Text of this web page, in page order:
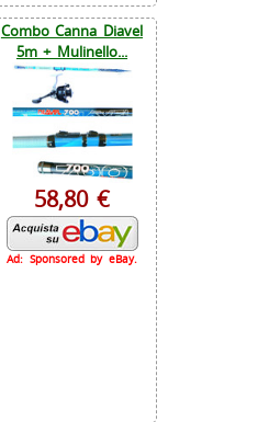
Combo Canna Diavel
5m + Mulinello...
58,80 €
Ad: Sponsored by eBay.